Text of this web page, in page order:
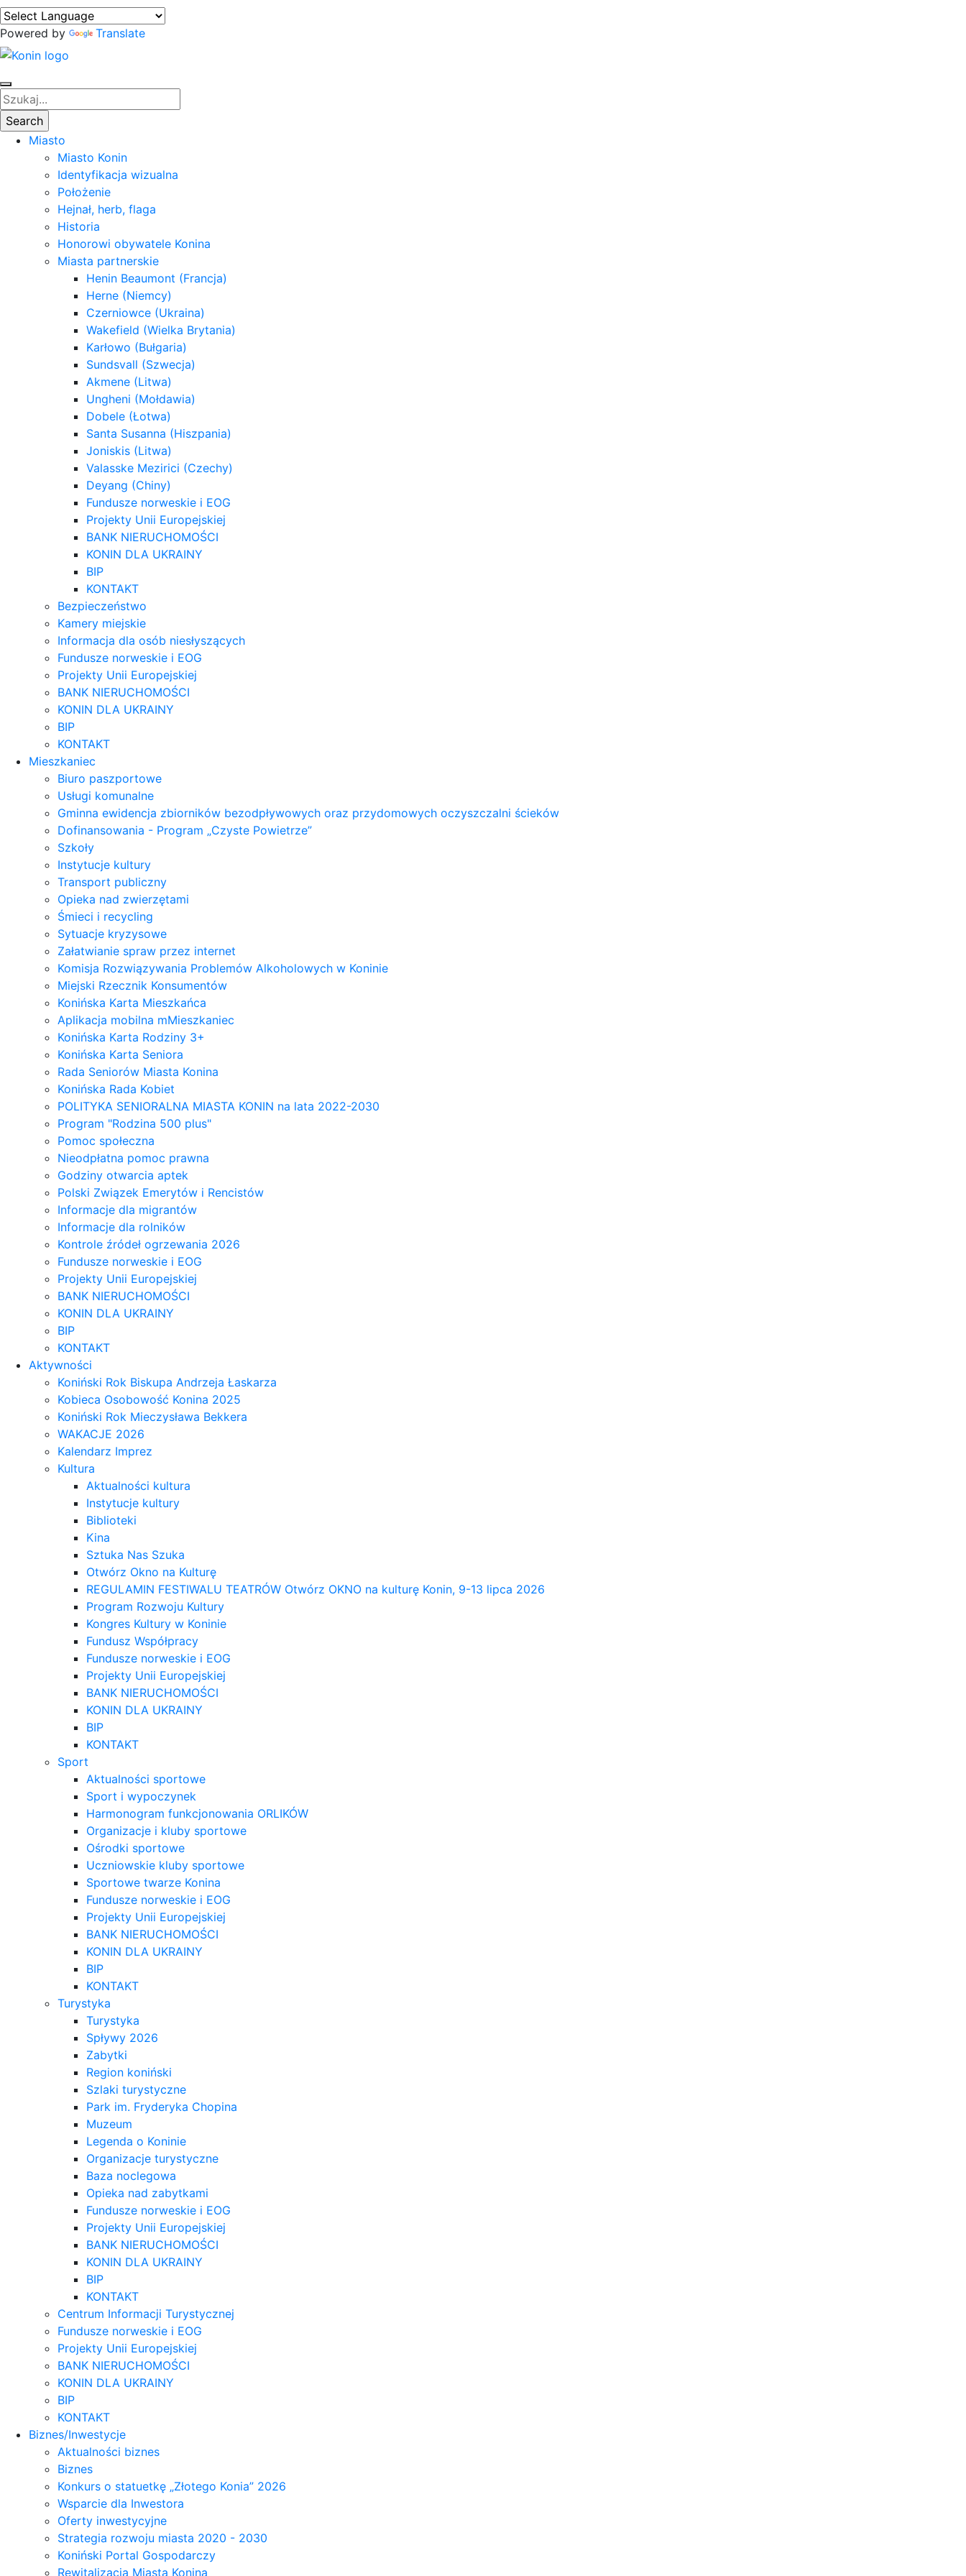
Powered by Translate
Miasto
Miasto Konin
Identyfikacja wizualna
Położenie
Hejnał, herb, flaga
Historia
Honorowi obywatele Konina
Miasta partnerskie
Henin Beaumont (Francja)
Herne (Niemcy)
Czerniowce (Ukraina)
Wakefield (Wielka Brytania)
Karłowo (Bułgaria)
Sundsvall (Szwecja)
Akmene (Litwa)
Ungheni (Mołdawia)
Dobele (Łotwa)
Santa Susanna (Hiszpania)
Joniskis (Litwa)
Valasske Mezirici (Czechy)
Deyang (Chiny)
Fundusze norweskie i EOG
Projekty Unii Europejskiej
BANK NIERUCHOMOŚCI
KONIN DLA UKRAINY
BIP
KONTAKT
Bezpieczeństwo
Kamery miejskie
Informacja dla osób niesłyszących
Fundusze norweskie i EOG
Projekty Unii Europejskiej
BANK NIERUCHOMOŚCI
KONIN DLA UKRAINY
BIP
KONTAKT
Mieszkaniec
Biuro paszportowe
Usługi komunalne
Gminna ewidencja zbiorników bezodpływowych oraz przydomowych oczyszczalni ścieków
Dofinansowania - Program „Czyste Powietrze”
Szkoły
Instytucje kultury
Transport publiczny
Opieka nad zwierzętami
Śmieci i recycling
Sytuacje kryzysowe
Załatwianie spraw przez internet
Komisja Rozwiązywania Problemów Alkoholowych w Koninie
Miejski Rzecznik Konsumentów
Konińska Karta Mieszkańca
Aplikacja mobilna mMieszkaniec
Konińska Karta Rodziny 3+
Konińska Karta Seniora
Rada Seniorów Miasta Konina
Konińska Rada Kobiet
POLITYKA SENIORALNA MIASTA KONIN na lata 2022-2030
Program "Rodzina 500 plus"
Pomoc społeczna
Nieodpłatna pomoc prawna
Godziny otwarcia aptek
Polski Związek Emerytów i Rencistów
Informacje dla migrantów
Informacje dla rolników
Kontrole źródeł ogrzewania 2026
Fundusze norweskie i EOG
Projekty Unii Europejskiej
BANK NIERUCHOMOŚCI
KONIN DLA UKRAINY
BIP
KONTAKT
Aktywności
Koniński Rok Biskupa Andrzeja Łaskarza
Kobieca Osobowość Konina 2025
Koniński Rok Mieczysława Bekkera
WAKACJE 2026
Kalendarz Imprez
Kultura
Aktualności kultura
Instytucje kultury
Biblioteki
Kina
Sztuka Nas Szuka
Otwórz Okno na Kulturę
REGULAMIN FESTIWALU TEATRÓW Otwórz OKNO na kulturę Konin, 9-13 lipca 2026
Program Rozwoju Kultury
Kongres Kultury w Koninie
Fundusz Współpracy
Fundusze norweskie i EOG
Projekty Unii Europejskiej
BANK NIERUCHOMOŚCI
KONIN DLA UKRAINY
BIP
KONTAKT
Sport
Aktualności sportowe
Sport i wypoczynek
Harmonogram funkcjonowania ORLIKÓW
Organizacje i kluby sportowe
Ośrodki sportowe
Uczniowskie kluby sportowe
Sportowe twarze Konina
Fundusze norweskie i EOG
Projekty Unii Europejskiej
BANK NIERUCHOMOŚCI
KONIN DLA UKRAINY
BIP
KONTAKT
Turystyka
Turystyka
Spływy 2026
Zabytki
Region koniński
Szlaki turystyczne
Park im. Fryderyka Chopina
Muzeum
Legenda o Koninie
Organizacje turystyczne
Baza noclegowa
Opieka nad zabytkami
Fundusze norweskie i EOG
Projekty Unii Europejskiej
BANK NIERUCHOMOŚCI
KONIN DLA UKRAINY
BIP
KONTAKT
Centrum Informacji Turystycznej
Fundusze norweskie i EOG
Projekty Unii Europejskiej
BANK NIERUCHOMOŚCI
KONIN DLA UKRAINY
BIP
KONTAKT
Biznes/Inwestycje
Aktualności biznes
Biznes
Konkurs o statuetkę „Złotego Konia” 2026
Wsparcie dla Inwestora
Oferty inwestycyjne
Strategia rozwoju miasta 2020 - 2030
Koniński Portal Gospodarczy
Rewitalizacja Miasta Konina